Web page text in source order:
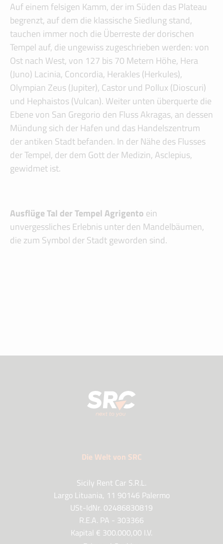
Auf einem felsigen Kamm, der im Süden das Plateau
begrenzt, auf dem die klassische Siedlung stand,
tauchen immer noch die Überreste der dorischen
Tempel auf, die ungewiss zugeschrieben werden: von
Ost nach West, von 127 bis 70 Metern Höhe, Hera
(Juno) Lacinia, Concordia, Herakles (Herkules),
Olympian Zeus (Jupiter), Castor und Pollux (Dioscuri)
und Hephaistos (Vulcan). Weiter unten überquerte die
Ebene von San Gregorio den Fluss Akragas, an dessen
Mündung sich der Hafen und das Handelszentrum
der antiken Stadt befanden. In der Nähe des Flusses
der Tempel, der dem Gott der Medizin, Asclepius,
gewidmet ist.
Ausflüge Tal der Tempel Agrigento ein
unvergessliches Erlebnis unter den Mandelbäumen,
die zum Symbol der Stadt geworden sind.
Die Welt von SRC
Sicily Rent Car S.R.L.
Largo Lituania, 11 90146 Palermo
USt-IdNr. 02486830819
R.E.A. PA - 303366
Kapital € 300.000,00 I.V.